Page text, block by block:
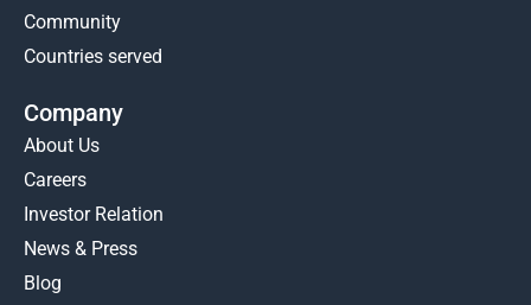
Community
Countries served
Company
About Us
Careers
Investor Relation
News & Press
Blog